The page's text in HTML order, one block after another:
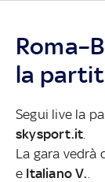
la
Segui live la
skysport.it
La gara
e Italiano V.